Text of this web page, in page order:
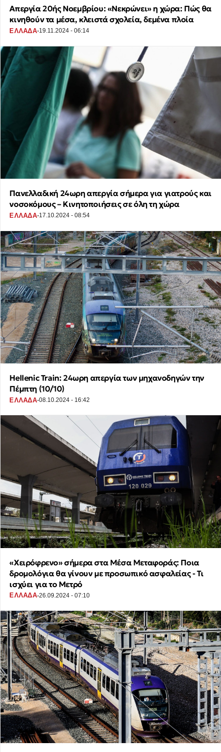
Απεργία 20ής Νοεμβρίου: «Νεκρώνει» η χώρα: Πώς θα
κινηθούν τα μέσα, κλειστά σχολεία, δεμένα πλοία
ΕΛΛΑΔΑ·19.11.2024 - 06:14
Πανελλαδική 24ωρη απεργία σήμερα για γιατρούς και
νοσοκόμους – Κινητοποιήσεις σε όλη τη χώρα
ΕΛΛΑΔΑ·17.10.2024 - 08:54
Hellenic Train: 24ωρη απεργία των μηχανοδηγών την
Πέμπτη (10/10)
ΕΛΛΑΔΑ·08.10.2024 - 16:42
«Χειρόφρενο» σήμερα στα Μέσα Μεταφοράς: Ποια
δρομολόγια θα γίνουν με προσωπικό ασφαλείας - Τι
ισχύει για το Μετρό
ΕΛΛΑΔΑ·26.09.2024 - 07:10